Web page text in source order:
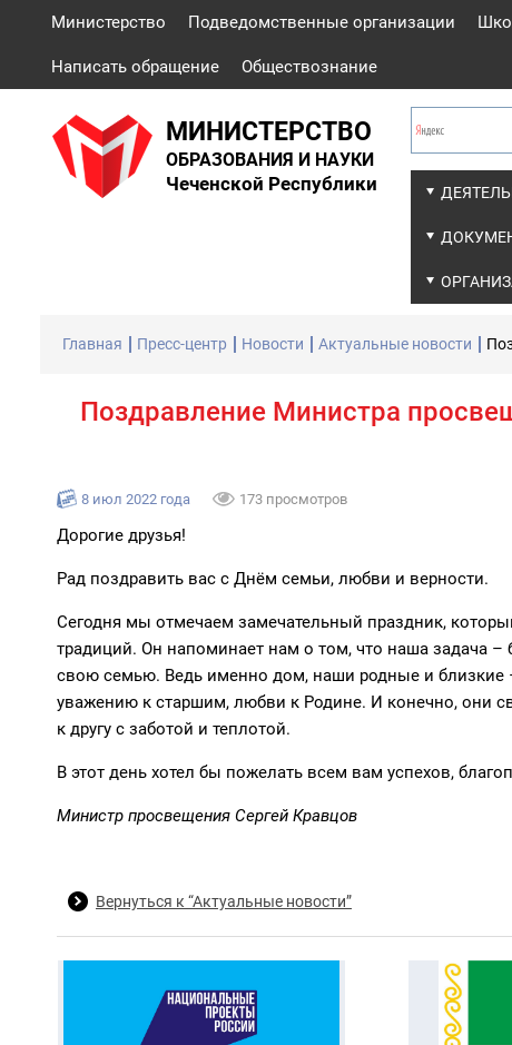
Министерство Подведомственные организации
Написать обращение Обществознание
МИНИСТЕРСТВО
ОБРАЗОВАНИЯ И НАУКИ
Чеченской Республики
Главная Пресс-центр Новости Актуальные новости
Поздравление Министра
8 июл 2022 года 173 просмотров
Дорогие друзья!
Рад поздравить вас с Днём семьи, любви и верности.
Сегодня мы отмечаем замечательный праздник,
традиций. Он напоминает нам о том, что наша задача
свою семью. Ведь именно дом, наши родные и близкие
уважению к старшим, любви к Родине. И конечно, они
к другу с заботой и теплотой.
В этот день хотел бы пожелать всем вам успехов,
Министр просвещения Сергей Кравцов
Вернуться к “Актуальные новости”